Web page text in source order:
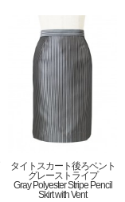
タイトスカート後ろベント
グレーストライプ
Gray Polyester Stripe Pencil
Skirt with Vent